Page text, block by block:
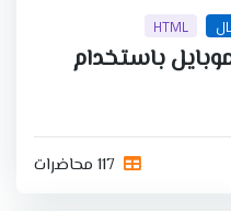
HTML
باستخدام
117 محاضرات